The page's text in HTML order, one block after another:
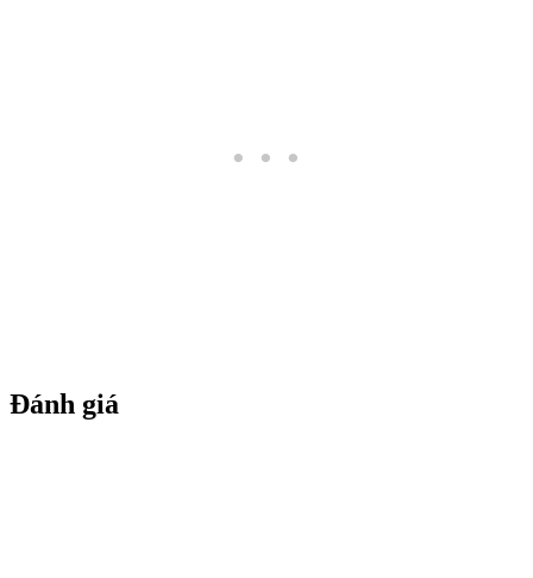
Đánh giá